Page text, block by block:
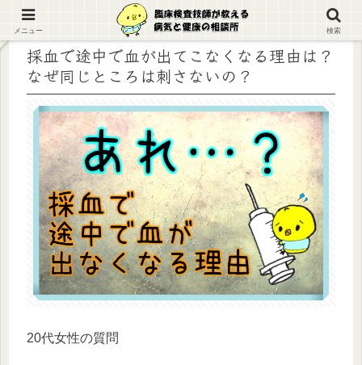
採血で途中で血が出てこなくなる理由は？
なぜ同じところは刺さないの？
20代女性の質問
メニュー 検索